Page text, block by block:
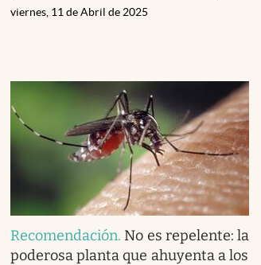
viernes, 11 de Abril de 2025
Recomendación. No es repelente: la
poderosa planta que ahuyenta a los